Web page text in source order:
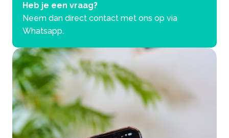
Heb je een vraag?
Neem dan direct contact met ons op via
Whatsapp.